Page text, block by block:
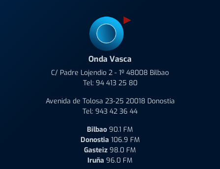
Onda Vasca
C/ Padre Lojendio 2 - 1º 48008 Bilbao
Tel: 94 413 25 80
Avenida de Tolosa 23-25 20018 Donostia
Tel: 943 42 36 44
Bilbao 90.1 FM
Donostia 106.9 FM
Gasteiz 98.0 FM
Iruña 96.0 FM